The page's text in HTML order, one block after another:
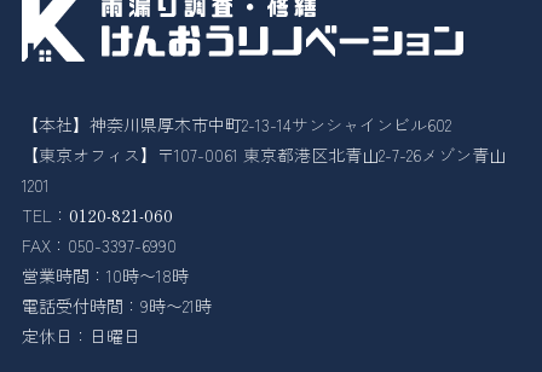
【本社】神奈川県厚木市中町2-13-14サンシャインビル602
【東京オフィス】〒107-0061 東京都港区北青山2-7-26メゾン青山
1201
TEL： 0120-821-060
FAX：050-3397-6990
営業時間：10時〜18時
電話受付時間：9時〜21時
定休日：日曜日